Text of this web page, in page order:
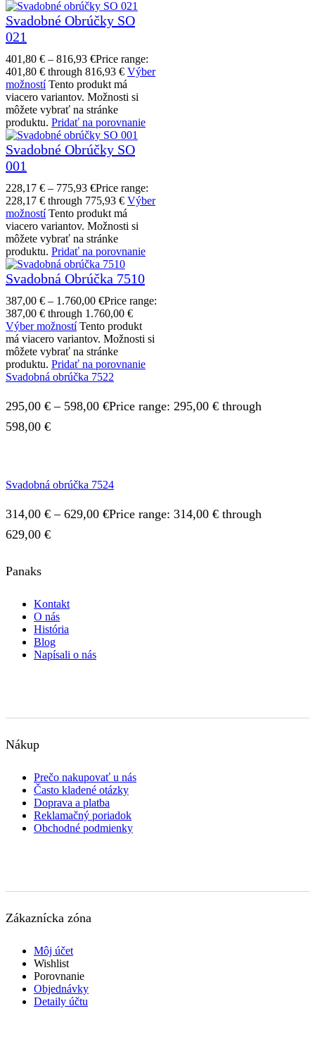
Svadobné Obrúčky SO
021
401,80 € – 816,93 €Price range:
401,80 € through 816,93 € Výber
možností Tento produkt má
viacero variantov. Možnosti si
môžete vybrať na stránke
produktu. Pridať na porovnanie
Svadobné Obrúčky SO
001
228,17 € – 775,93 €Price range:
228,17 € through 775,93 € Výber
možností Tento produkt má
viacero variantov. Možnosti si
môžete vybrať na stránke
produktu. Pridať na porovnanie
Svadobná Obrúčka 7510
387,00 € – 1.760,00 €Price range:
387,00 € through 1.760,00 €
Výber možností Tento produkt
má viacero variantov. Možnosti si
môžete vybrať na stránke
produktu. Pridať na porovnanie
Svadobná obrúčka 7522
295,00 € – 598,00 €Price range: 295,00 € through
598,00 €
Svadobná obrúčka 7524
314,00 € – 629,00 €Price range: 314,00 € through
629,00 €
Panaks
Kontakt
O nás
História
Blog
Napísali o nás
Nákup
Prečo nakupovať u nás
Často kladené otázky
Doprava a platba
Reklamačný poriadok
Obchodné podmienky
Zákaznícka zóna
Môj účet
Wishlist
Porovnanie
Objednávky
Detaily účtu